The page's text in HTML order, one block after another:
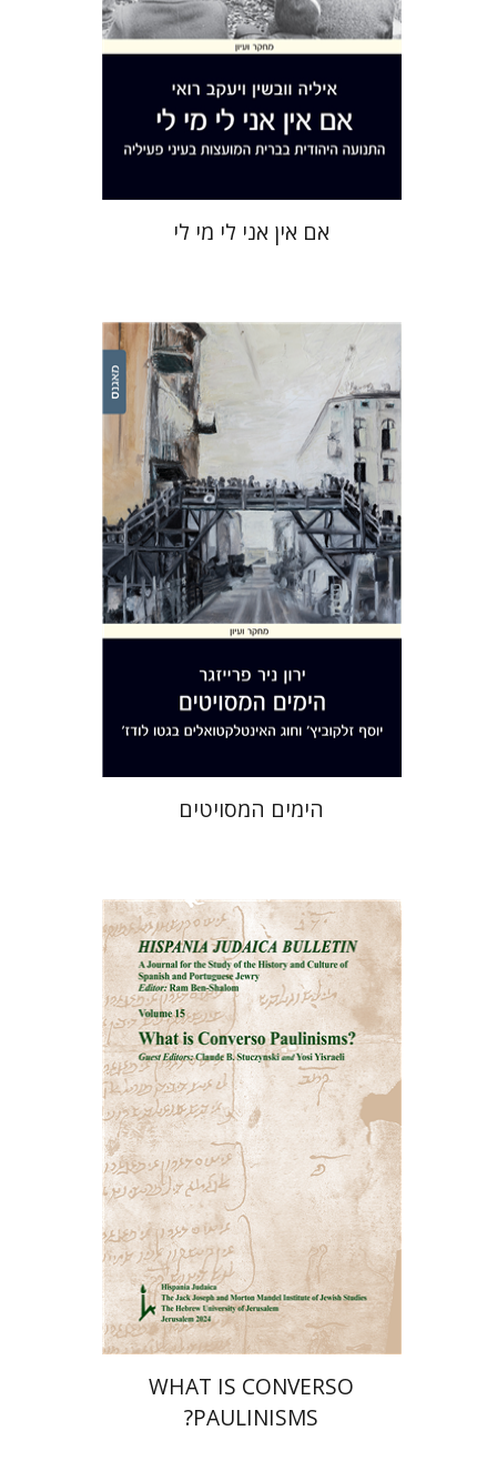
הנחת אתר ספר מודפס
$46
$41
אם אין אני לי מי לי
ירון ניר פרייזגר
הנחת אתר ספר מודפס
$35
$32
הימים המסויטים
רם בן-שלום
הנחת אתר ספר מודפס
$35
$32
WHAT IS CONVERSO
PAULINISMS?